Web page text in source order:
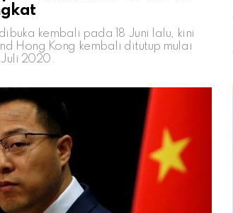
kembali pada 18 Juni lalu, kini
Hong Kong kembali ditutup mulai
Juli 2020.